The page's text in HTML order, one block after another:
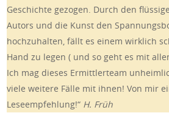
Geschichte gezogen. Durch den
Autors und die Kunst den
hochzuhalten, fällt es einem wirklich
Hand zu legen ( und so geht es mit
Ich mag dieses Ermittlerteam
viele weitere Fälle mit ihnen! Von mir
Leseempfehlung!“ H. Früh